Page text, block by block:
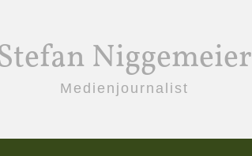
Niggemeier
Medienjournalist